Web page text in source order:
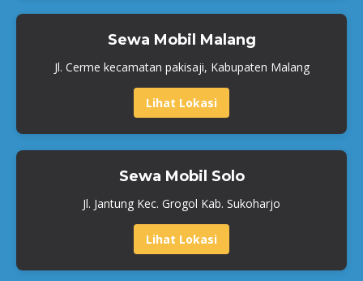
Sewa Mobil Malang
Jl. Cerme kecamatan pakisaji, Kabupaten Malang
Lihat Lokasi
Sewa Mobil Solo
Jl. Jantung Kec. Grogol Kab. Sukoharjo
Lihat Lokasi